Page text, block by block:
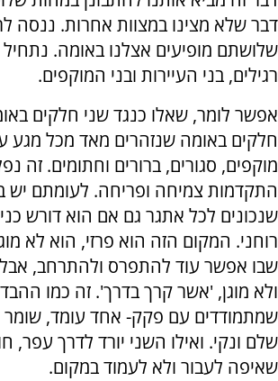
דבר שלא מצינו במצוות אחרות. ננסה
שלושתם מופיעים אצלנו באומה. נתחיל
רגילים, בני העיירות ובני המוקפים.
אפשר לומר, שאלו כנגד שני חלקים
חלקים באומה שנזהרים מאד מכל מגע
מוקפים, סגורים, ברורים וחתומים. זה
התקדמות צמיחה ופריחה. לעומתם יש
שנכונים לכל אתגר גם אם הוא דורש
רוחני. המקום הזה הוא פרזי, הוא לא
שבו אפשר עוד להתפרס ולהתרחב, אבל
ולא מוגן, 'אשר קרך בדרך'. זה כמו
שמתמודדים עם פקק- אחד עומד, שומר
שלם ונקי. ואילו השני יורד לדרך עפר,
שאיפה לעבור ולא לעמוד במקום.